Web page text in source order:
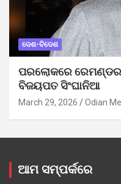
ଦେଶ-ବିଦେଶ
ପରଲୋକରେ ରେମଣ୍ଡର
ବିଜୟପତ ସିଂଘାନିଆ
March 29, 2026 Odian
ଆମ ସମ୍ପର୍କରେ